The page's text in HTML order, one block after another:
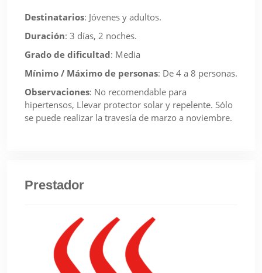
Destinatarios: Jóvenes y adultos.
Duración: 3 días, 2 noches.
Grado de dificultad: Media
Mínimo / Máximo de personas: De 4 a 8 personas.
Observaciones: No recomendable para
hipertensos, Llevar protector solar y repelente. Sólo
se puede realizar la travesía de marzo a noviembre.
Prestador